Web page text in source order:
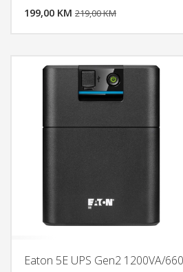
199,00 KM 219,00 KM
Eaton 5E UPS Gen2 1200VA/